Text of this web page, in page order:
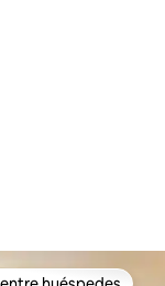
de 5, 46 reseñas